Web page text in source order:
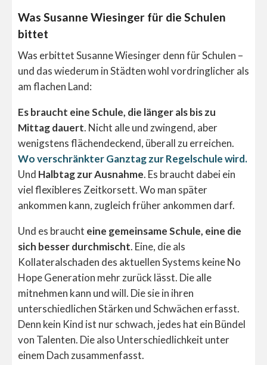
Was Susanne Wiesinger für die Schulen
bittet
Was erbittet Susanne Wiesinger denn für Schulen –
und das wiederum in Städten wohl vordringlicher als
am flachen Land:
Es braucht eine Schule, die länger als bis zu
Mittag dauert. Nicht alle und zwingend, aber
wenigstens flächendeckend, überall zu erreichen.
Woverschränkter Ganztag zur Regelschulewird.
Und Halbtag zur Ausnahme. Es braucht dabei ein
viel flexibleres Zeitkorsett. Wo man später
ankommen kann, zugleich früher ankommen darf.
Und es braucht eine gemeinsame Schule, eine die
sich besser durchmischt. Eine, die als
Kollateralschaden des aktuellen Systems keine No
Hope Generation mehr zurück lässt. Die alle
mitnehmen kann und will. Die sie in ihren
unterschiedlichen Stärken und Schwächen erfasst.
Denn kein Kind ist nur schwach, jedes hat ein Bündel
von Talenten. Die also Unterschiedlichkeit unter
einem Dach zusammenfasst.